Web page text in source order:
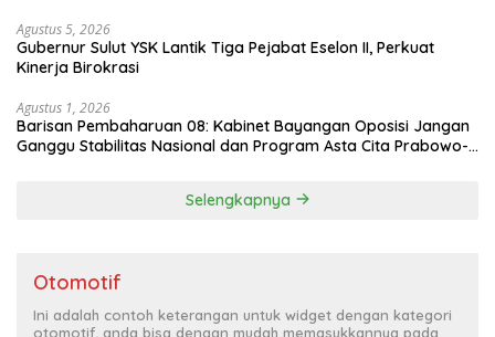
Agustus 5, 2026
Gubernur Sulut YSK Lantik Tiga Pejabat Eselon II, Perkuat
Kinerja Birokrasi
Agustus 1, 2026
Barisan Pembaharuan 08: Kabinet Bayangan Oposisi Jangan
Ganggu Stabilitas Nasional dan Program Asta Cita Prabowo-
Selengkapnya
Otomotif
Ini adalah contoh keterangan untuk widget dengan kategori
otomotif, anda bisa dengan mudah memasukkannya pada